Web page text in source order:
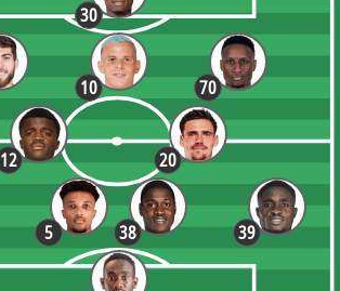
5
70
30
39
10
20
38
12